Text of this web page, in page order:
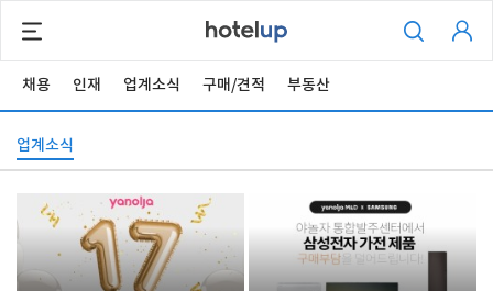
채용 인재 업계소식 구매/견적 부동산
업계소식